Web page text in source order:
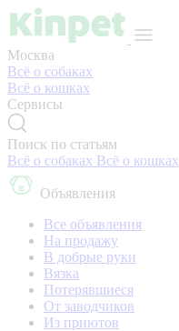
Москва
Всё о собаках
Всё о кошках
Сервисы
Поиск по статьям
Всё о собаках Всё о кошках
Объявления
Все объявления
На продажу
В добрые руки
Вязка
Потерявшиеся
От заводчиков
Из приютов